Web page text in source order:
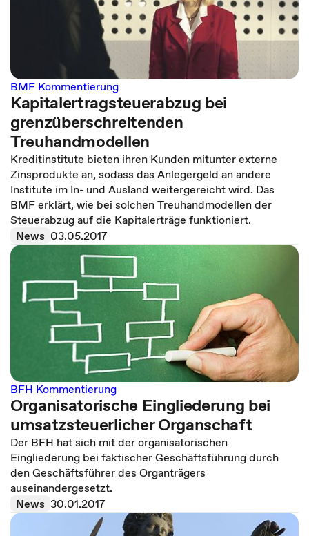
BMF Kommentierung
Kapitalertragsteuerabzug bei
grenzüberschreitenden
Treuhandmodellen
Kreditinstitute bieten ihren Kunden mitunter externe
Zinsprodukte an, sodass das Anlegergeld an andere
Institute im In- und Ausland weitergereicht wird. Das
BMF erklärt, wie bei solchen Treuhandmodellen der
Steuerabzug auf die Kapitalerträge funktioniert.
News 03.05.2017
BFH Kommentierung
Organisatorische Eingliederung bei
umsatzsteuerlicher Organschaft
Der BFH hat sich mit der organisatorischen
Eingliederung bei faktischer Geschäftsführung durch
den Geschäftsführer des Organträgers
auseinandergesetzt.
News 30.01.2017